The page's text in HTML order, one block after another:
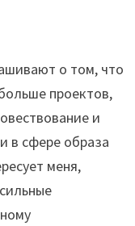
о том, что
проектов,
и
в сфере образа
меня,